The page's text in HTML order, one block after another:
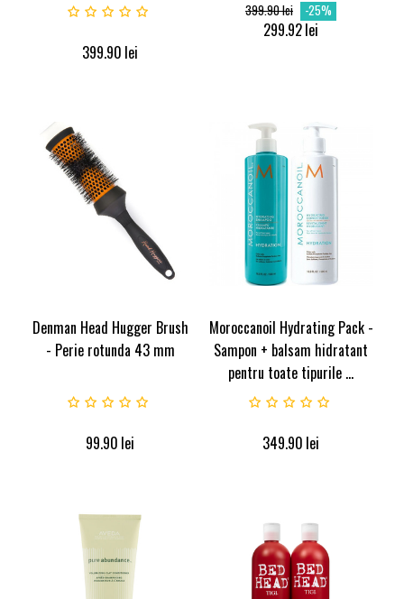
399.90 lei
399.90lei -25%
299.92lei
Denman Head Hugger Brush
- Perie rotunda 43 mm
99.90 lei
Moroccanoil Hydrating Pack -
Sampon + balsam hidratant
pentru toate tipurile ...
349.90 lei